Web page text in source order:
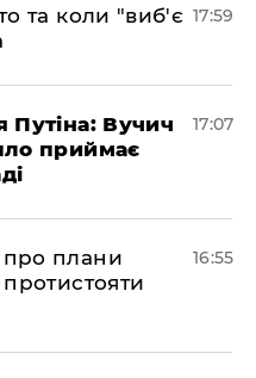
та коли "виб'є 17:59
Путіна: Вучич
приймає
17:07
плани
16:55